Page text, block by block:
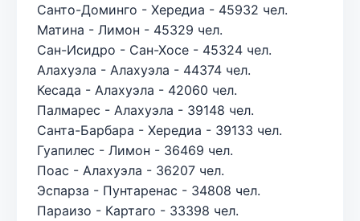
Санто-Доминго - Хередиа - 45932 чел.
Матина - Лимон - 45329 чел.
Сан-Исидро - Сан-Хосе - 45324 чел.
Алахуэла - Алахуэла - 44374 чел.
Кесада - Алахуэла - 42060 чел.
Палмарес - Алахуэла - 39148 чел.
Санта-Барбара - Хередиа - 39133 чел.
Гуапилес - Лимон - 36469 чел.
Поас - Алахуэла - 36207 чел.
Эспарза - Пунтаренас - 34808 чел.
Параизо - Картаго - 33398 чел.